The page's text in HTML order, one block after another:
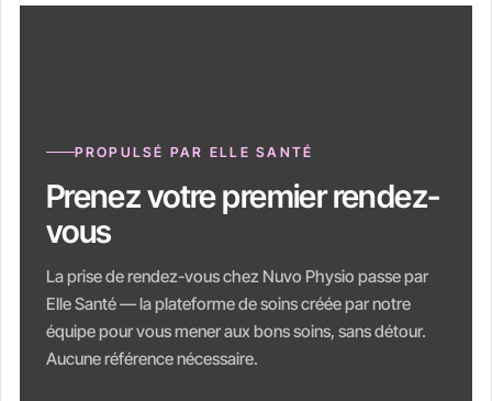
PROPULSÉ PAR ELLE SANTÉ
Prenez votre premier rendez-
vous
La prise de rendez-vous chez Nuvo Physio passe par
Elle Santé — la plateforme de soins créée par notre
équipe pour vous mener aux bons soins, sans détour.
Aucune référence nécessaire.